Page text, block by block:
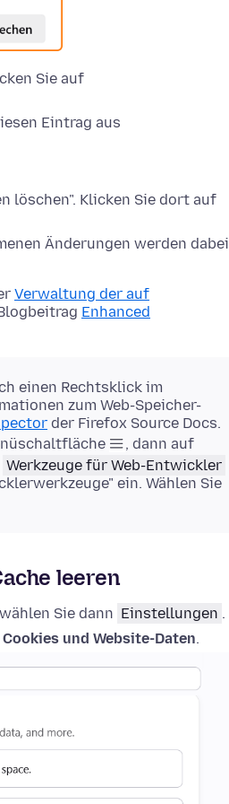
Sie auf
Eintrag aus
löschen". Klicken Sie dort auf
Änderungen werden dabei
Verwaltung der auf
Enhanced
einen Rechtsklick im
zum Web-Speicher-
der Firefox Source Docs.
, dann auf
Werkzeuge für Web-Entwickler
ein. Wählen Sie
leeren
Sie dann Einstellungen .
Cookies und Website-Daten.